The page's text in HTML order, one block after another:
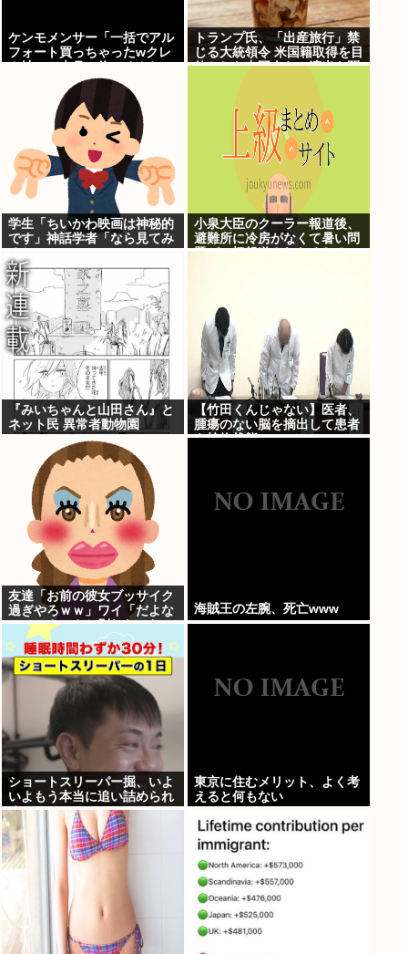
ケンモメンサー「一括でアル
フォート買っちゃったwクレ
ー」銀行「デビットカードな
んで即時引き落としです」
トランプ氏、「出産旅行」禁
じる大統領令 米国籍取得を目
的とした中国人らの渡米を問
学生「ちいかわ映画は神秘的
です」神話学者「なら見てみ
小泉大臣のクーラー報道後、
避難所に冷房がなくて暑い問
題が一切報道されなくなる。
『みいちゃんと山田さん』と
ネット民 異常者動物園
【竹田くんじゃない】医者、
腫瘍のない脳を摘出して患者
を植物状態に
友達「お前の彼女ブッサイク
過ぎやろｗｗ」ワイ「だよな
ｗｗｗさっさと別れたいわｗ
ｗｗ」
海賊王の左腕、死亡www
ショートスリーパー掘、いよ
いよもう本当に追い詰められ
る
東京に住むメリット、よく考
えると何もない